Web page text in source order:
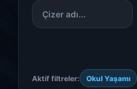
Aktif filtreler: Okul Yaşamı